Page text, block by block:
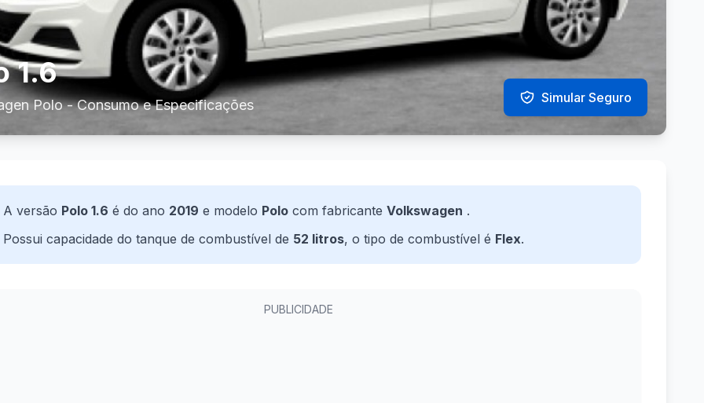
1.6
Polo - Consumo e Especificações Simular Seguro
A versão Polo 1.6 é do ano 2019 e modelo Polo com fabricante Volkswagen .
Possui capacidade do tanque de combustível de 52 litros, o tipo de combustível é Flex.
PUBLICIDADE